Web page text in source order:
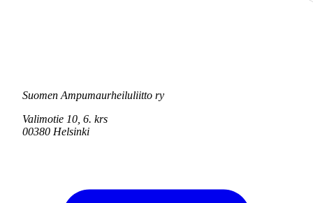
Suomen Ampumaurheiluliitto ry
Valimotie 10, 6. krs
00380 Helsinki